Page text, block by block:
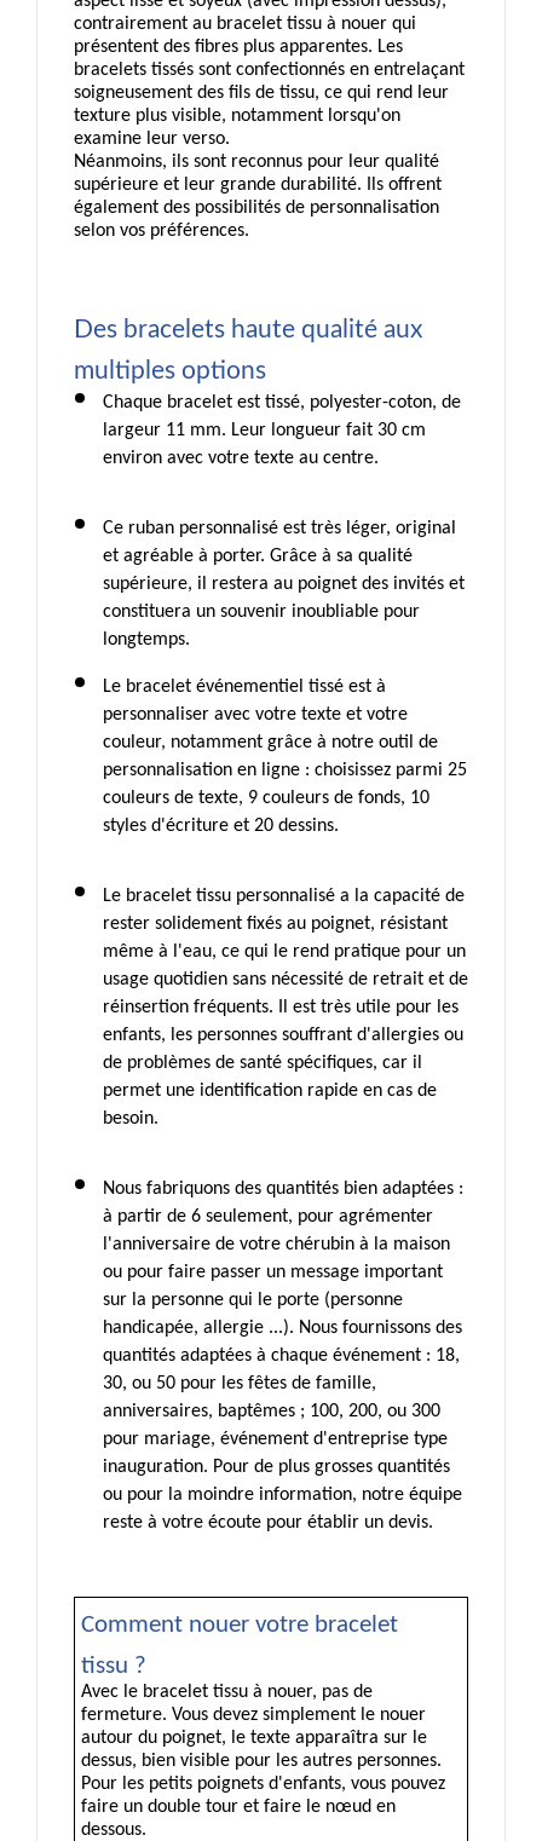
contrairement au bracelet tissu à nouer qui
présentent des fibres plus apparentes. Les
bracelets tissés sont confectionnés en entrelaçant
soigneusement des fils de tissu, ce qui rend leur
texture plus visible, notamment lorsqu'on
examine leur verso.
Néanmoins, ils sont reconnus pour leur qualité
supérieure et leur grande durabilité. Ils offrent
également des possibilités de personnalisation
selon vos préférences.
Des bracelets haute qualité aux
multiples options
Chaque bracelet est tissé, polyester-coton, de
largeur 11 mm. Leur longueur fait 30 cm
environ avec votre texte au centre.
Ce ruban personnalisé est très léger, original
et agréable à porter. Grâce à sa qualité
supérieure, il restera au poignet des invités et
constituera un souvenir inoubliable pour
longtemps.
Le bracelet événementiel tissé est à
personnaliser avec votre texte et votre
couleur, notamment grâce à notre outil de
personnalisation en ligne : choisissez parmi 25
couleurs de texte, 9 couleurs de fonds, 10
styles d'écriture et 20 dessins.
Le bracelet tissu personnalisé a la capacité de
rester solidement fixés au poignet, résistant
même à l'eau, ce qui le rend pratique pour un
usage quotidien sans nécessité de retrait et de
réinsertion fréquents. Il est très utile pour les
enfants, les personnes souffrant d'allergies ou
de problèmes de santé spécifiques, car il
permet une identification rapide en cas de
besoin.
Nous fabriquons des quantités bien adaptées :
à partir de 6 seulement, pour agrémenter
l'anniversaire de votre chérubin à la maison
ou pour faire passer un message important
sur la personne qui le porte (personne
handicapée, allergie ...). Nous fournissons des
quantités adaptées à chaque événement : 18,
30, ou 50 pour les fêtes de famille,
anniversaires, baptêmes ; 100, 200, ou 300
pour mariage, événement d'entreprise type
inauguration. Pour de plus grosses quantités
ou pour la moindre information, notre équipe
reste à votre écoute pour établir un devis.
Comment nouer votre bracelet
tissu ?
Avec le bracelet tissu à nouer, pas de
fermeture. Vous devez simplement le nouer
autour du poignet, le texte apparaîtra sur le
dessus, bien visible pour les autres personnes.
Pour les petits poignets d'enfants, vous pouvez
faire un double tour et faire le nœud en
dessous.